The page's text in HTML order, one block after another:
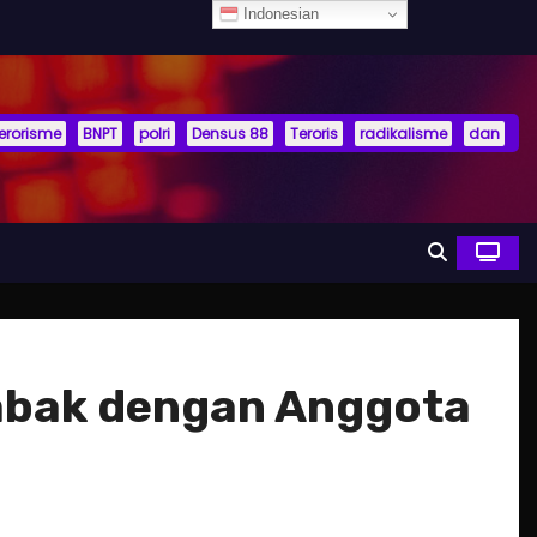
BNPT polri Densus 88 Teroris radikalisme dan
dengan Anggota
Indonesian